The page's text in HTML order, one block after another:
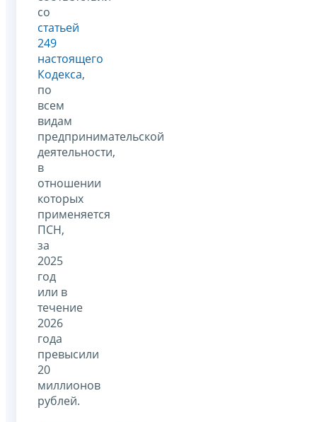
со
статьей
249
настоящего
Кодекса,
по
всем
видам
предпринимательской
деятельности,
в
отношении
которых
применяется
ПСН,
за
2025
год
или в
течение
2026
года
превысили
20
миллионов
рублей.